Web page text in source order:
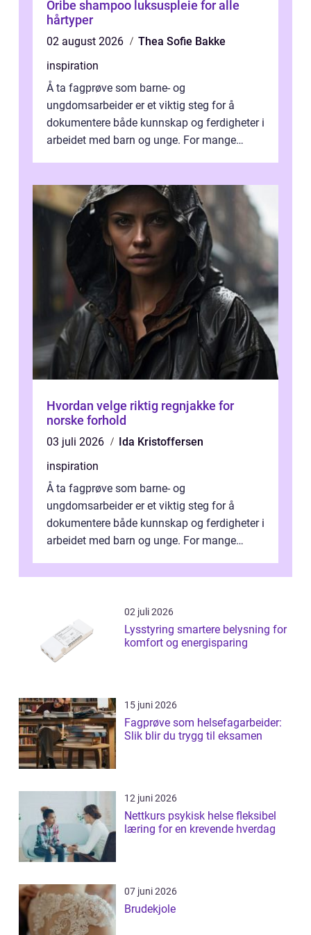
Oribe shampoo luksuspleie for alle
hårtyper
02 august 2026
Thea Sofie Bakke
inspiration
Å ta fagprøve som barne- og
ungdomsarbeider er et viktig steg for å
dokumentere både kunnskap og ferdigheter i
arbeidet med barn og unge. For mange
Hvordan velge riktig regnjakke for
norske forhold
03 juli 2026
Ida Kristoffersen
inspiration
Å ta fagprøve som barne- og
ungdomsarbeider er et viktig steg for å
dokumentere både kunnskap og ferdigheter i
arbeidet med barn og unge. For mange
02 juli 2026
Lysstyring smartere belysning for
komfort og energisparing
15 juni 2026
Fagprøve som helsefagarbeider:
Slik blir du trygg til eksamen
12 juni 2026
Nettkurs psykisk helse fleksibel
læring for en krevende hverdag
07 juni 2026
Brudekjole